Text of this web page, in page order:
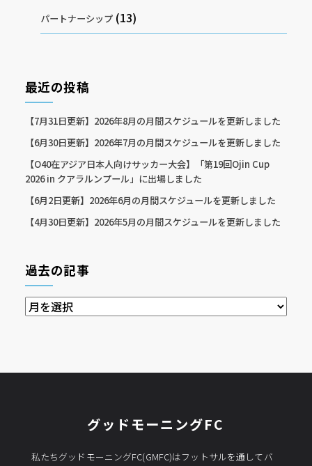
パートナーシップ (13)
最近の投稿
【7月31日更新】2026年8月の月間スケジュールを更新しました
【6月30日更新】2026年7月の月間スケジュールを更新しました
【O40在アジア日本人向けサッカー大会】「第19回Ojin Cup
2026 in クアラルンプール」に出場しました
【6月2日更新】2026年6月の月間スケジュールを更新しました
【4月30日更新】2026年5月の月間スケジュールを更新しました
過去の記事
過
去
事
グッドモーニングFC
私たちグッドモーニングFC(GMFC)はフットサルを通してバ